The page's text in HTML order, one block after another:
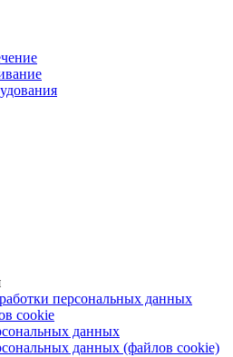
персональных данных
cookie
данных
данных (файлов cookie)